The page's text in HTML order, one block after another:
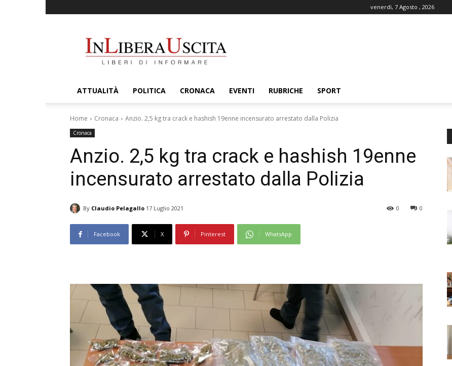
venerdì, 7 Agosto , 2026
ATTUALITÀ POLITICA CRONACA EVENTI RUBRICHE SPORT
Home Cronaca Anzio. 2,5 kg tra crack e hashish 19enne incensurato arrestato dalla Polizia
Cronaca
Anzio. 2,5 kg tra crack e hashish 19enne
incensurato arrestato dalla Polizia
By Claudio Pelagallo 17 Luglio 2021 0
0
Facebook X Pinterest WhatsApp